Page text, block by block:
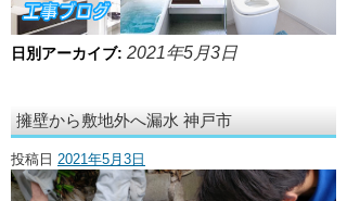
・悪臭調査
・ここに水栓がほしい
・水廻りメンテナンス
日別アーカイブ: 2021年5月3日
擁壁から敷地外へ漏水 神戸市
投稿日 2021年5月3日